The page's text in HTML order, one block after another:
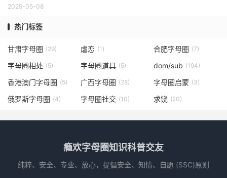
2025-05-08
热门标签
甘肃字母圈 (29) 虐恋 (1) 合肥字母圈 (7)
字母圈相处 (5) 字母圈道具 (5) dom/sub (194)
香港澳门字母圈 (5) 广西字母圈 (28) 字母圈启蒙 (3)
俄罗斯字母圈 (4) 字母圈社交 (10) 求饶 (20)
瘾欢字母圈知识科普交友
纯粹、安全、专业、放心，提倡安全、知情、自愿 (SSC)原则